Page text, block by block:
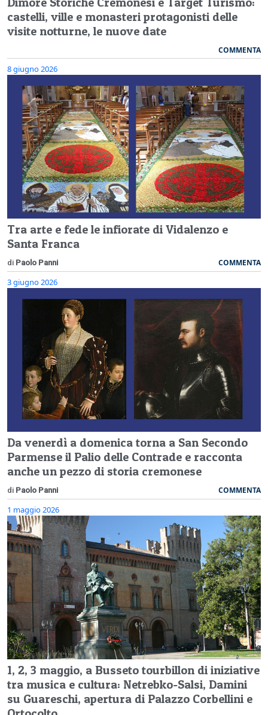
castelli, ville e monasteri protagonisti delle
visite notturne, le nuove date
COMMENTA
8 giugno 2026
Tra arte e fede le infiorate di Vidalenzo e
Santa Franca
di Paolo Panni COMMENTA
3 giugno 2026
Da venerdì a domenica torna a San Secondo
Parmense il Palio delle Contrade e racconta
anche un pezzo di storia cremonese
di Paolo Panni COMMENTA
1 maggio 2026
1, 2, 3 maggio, a Busseto tourbillon di iniziative
tra musica e cultura: Netrebko-Salsi, Damini
su Guareschi, apertura di Palazzo Corbellini e